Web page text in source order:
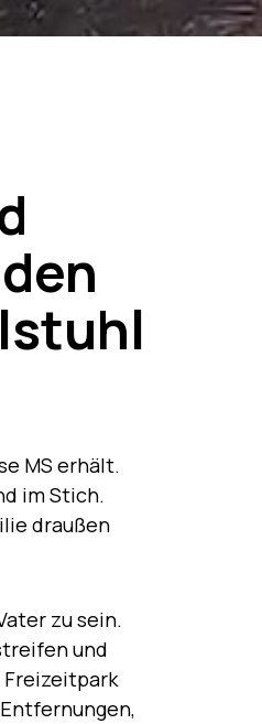
MS erhält.
im Stich.
draußen
zu sein.
und